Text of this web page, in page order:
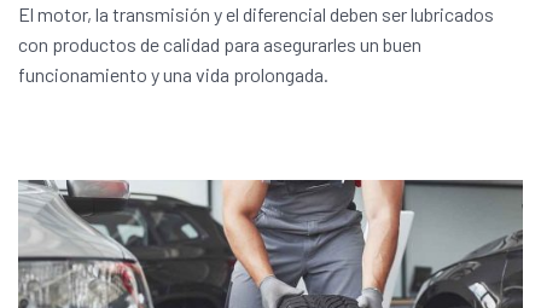
El motor, la transmisión y el diferencial deben ser lubricados
con productos de calidad para asegurarles un buen
funcionamiento y una vida prolongada.